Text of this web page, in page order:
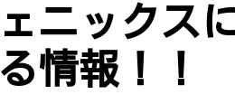
ェニックス
る情報！！